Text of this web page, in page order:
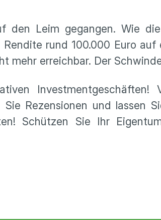
den Leim gegangen. Wie
rund 100.000 Euro auf
mehr erreichbar. Der
Investmentgeschäften!
Rezensionen und lassen
Schützen Sie Ihr